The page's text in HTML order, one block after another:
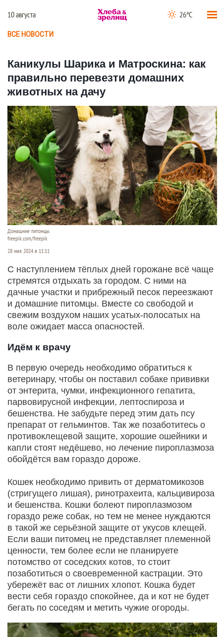
10 августа 26°C
ВСЕ НОВОСТИ
Каникулы Шарика и Матроскина: как
правильно перевезти домашних
животных на дачу
Домашние питомцы.
freepik.com/freepik
28 мая 2024 в 11:11
С наступлением тёплых дней горожане всё чаще
стремятся отдыхать за городом. С ними на
дачные участки и прибрежный песок переезжают
и домашние питомцы. Вместе со свободой и
свежим воздухом наших усатых-полосатых на
воле ожидает масса опасностей.
Идём к врачу
В первую очередь необходимо обратиться к
ветеринару, чтобы он поставил собаке прививки
от энтерита, чумки, инфекционного гепатита,
парвовирусной инфекции, лептоспироза и
бешенства. Не забудьте перед этим дать псу
препарат от гельминтов. Так же позаботитесь о
противоклещевой защите, хорошие ошейники и
капли стоят недёшево, но лечение пироплазмоза
обойдётся вам гораздо дороже.
Кошек необходимо привить от дерматомикозов
(стригущего лишая), ринотрахеита, кальцивироза
и бешенства. Кошки болеют пироплазмозом
гораздо реже собак, но тем не менее нуждаются
в такой же серьёзной защите от укусов клещей.
Если ваши питомец не представляет племенной
ценности, тем более если не планируете
потомство от соседских котов, то стоит
позаботиться о своевременной кастрации. Это
убережёт вас от лишних хлопот. Кошка будет
вести себя гораздо спокойнее, да и кот не будет
бегать по соседям и метить чужие огороды.